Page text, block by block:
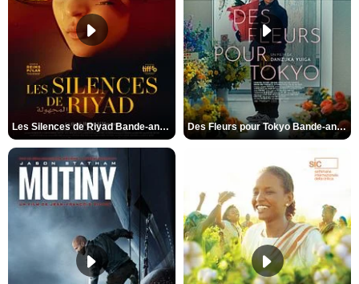
Les Silences de Riyad Bande-annonce VO STFR Des Fleurs pour Tokyo Bande-annonce VO STFR